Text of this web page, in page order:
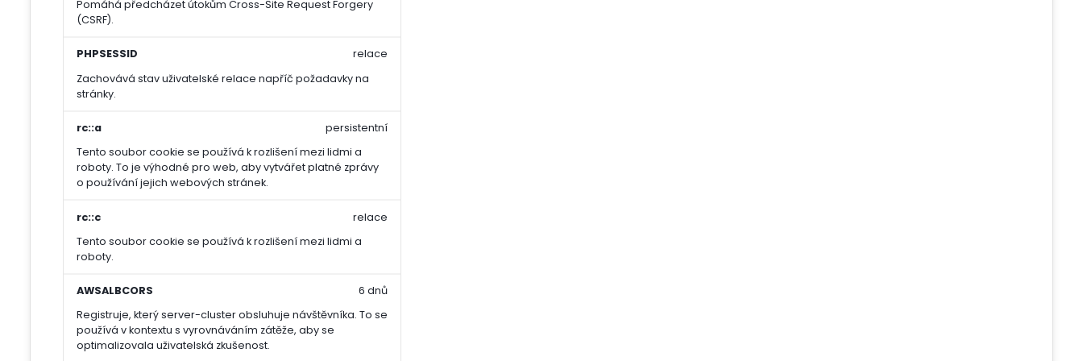
Pomáhá předcházet útokům Cross-Site Request Forgery
(CSRF).
PHPSESSID
Zachovává stav uživatelské relace napříč požadavky na
stránky.
relace
rc::a
Tento soubor cookie se používá k rozlišení mezi lidmi a
roboty. To je výhodné pro web, aby vytvářet platné zprávy
o používání jejich webových stránek.
persistentní
rc::c
Tento soubor cookie se používá k rozlišení mezi lidmi a
roboty.
relace
AWSALBCORS
Registruje, který server-cluster obsluhuje návštěvníka. To se
používá v kontextu s vyrovnáváním zátěže, aby se
optimalizovala uživatelská zkušenost.
6 dnů